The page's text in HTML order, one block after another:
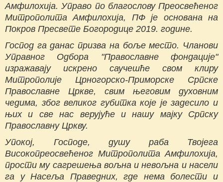
Амфилохија. Управо по благослову Преосвећеног
Митрополита Амфилохија, ПФ је основана на
Покров Пресвете Богородице 2019. године.
Господ га данас призва на боље место. Чланови
Управног Одбора "Православне фондације"
изражавају искрено саучешће свом клиру
Митрополије Црногорско-Приморске Српске
Православне Цркве, свим његовим духовним
чедима, због великог губитка које је задесило и
њих и све нас верујуће и нашу мајку Српску
Православну Цркву.
Упокој, Господе, душу раба Твојега
Високопреосвећеног Митрополита Амфилохија,
прости му сагрешења вољна и невољна и насели
га у Насеља Праведних, где нема болести и